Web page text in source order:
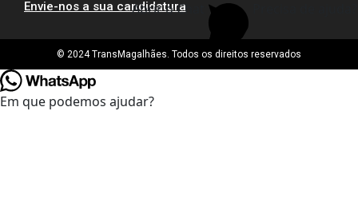
Envie-nos a sua candidatura
© 2024 TransMagalhães. Todos os direitos reservados
Abrir o Chat
Em que podemos ajudar?